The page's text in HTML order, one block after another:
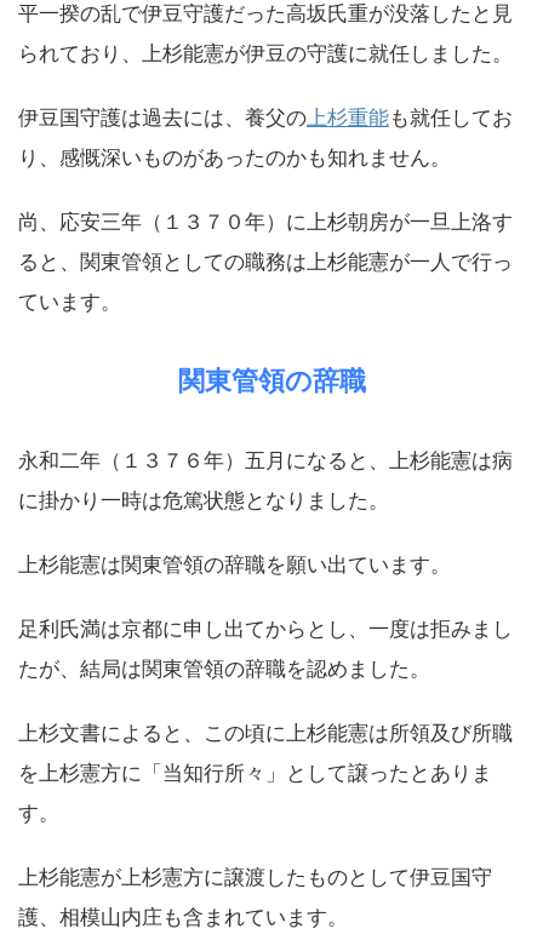
平一揆の乱で伊豆守護だった高坂氏重が没落したと見
られており、上杉能憲が伊豆の守護に就任しました。
伊豆国守護は過去には、養父の上杉重能も就任してお
り、感慨深いものがあったのかも知れません。
尚、応安三年（１３７０年）に上杉朝房が一旦上洛す
ると、関東管領としての職務は上杉能憲が一人で行っ
ています。
関東管領の辞職
永和二年（１３７６年）五月になると、上杉能憲は病
に掛かり一時は危篤状態となりました。
上杉能憲は関東管領の辞職を願い出ています。
足利氏満は京都に申し出てからとし、一度は拒みまし
たが、結局は関東管領の辞職を認めました。
上杉文書によると、この頃に上杉能憲は所領及び所職
を上杉憲方に「当知行所々」として譲ったとありま
す。
上杉能憲が上杉憲方に譲渡したものとして伊豆国守
護、相模山内庄も含まれています。